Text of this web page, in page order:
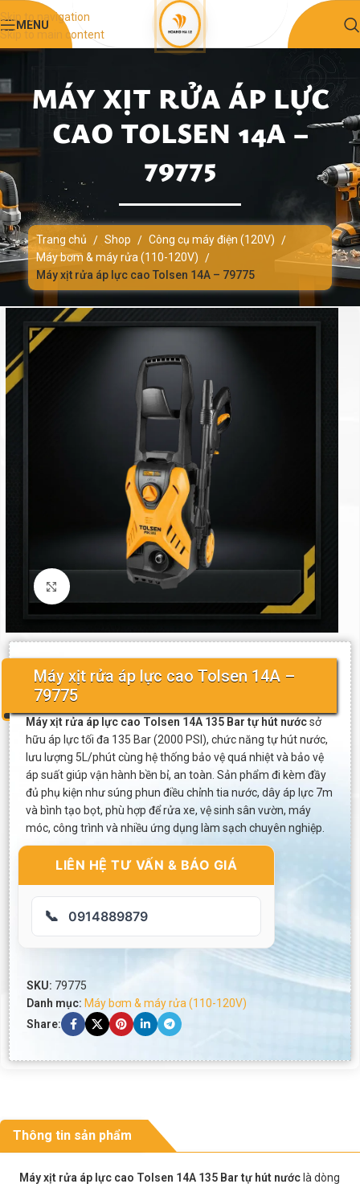
Skip to navigation
Skip to main content
MENU
MÁY XỊT RỬA ÁP LỰC
CAO TOLSEN 14A –
79775
Trang chủ / Shop / Công cụ máy điện (120V) /
Máy bơm & máy rửa (110-120V) /
Máy xịt rửa áp lực cao Tolsen 14A – 79775
Click to enlarge
Máy xịt rửa áp lực cao Tolsen 14A –
79775
Máy xịt rửa áp lực cao Tolsen 14A 135 Bar tự hút nướcsở
hữu áp lực tối đa 135 Bar (2000 PSI), chức năng tự hút nước,
lưu lượng 5L/phút cùng hệ thống bảo vệ quá nhiệt và bảo vệ
áp suất giúp vận hành bền bỉ, an toàn. Sản phẩm đi kèm đầy
đủ phụ kiện như súng phun điều chỉnh tia nước, dây áp lực 7m
và bình tạo bọt, phù hợp để rửa xe, vệ sinh sân vườn, máy
móc, công trình và nhiều ứng dụng làm sạch chuyên nghiệp.
LIÊN HỆ TƯ VẤN & BÁO GIÁ
📞 0914889879
SKU: 79775
Danh mục: Máy bơm & máy rửa (110-120V)
Share:
Thông tin sản phẩm
Máy xịt rửa áp lực cao Tolsen 14A 135 Bar tự hút nước là dòng